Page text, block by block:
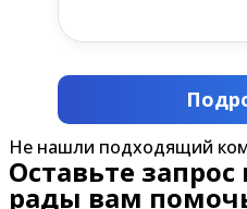
Не нашли подходящий
Оставьте
рады вам